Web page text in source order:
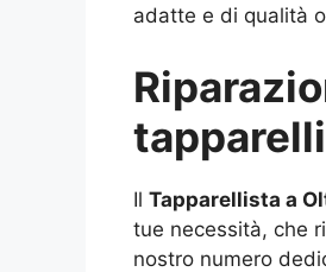
adatte e di qualità
Il Tapparellista a
tue necessità, che
nostro numero